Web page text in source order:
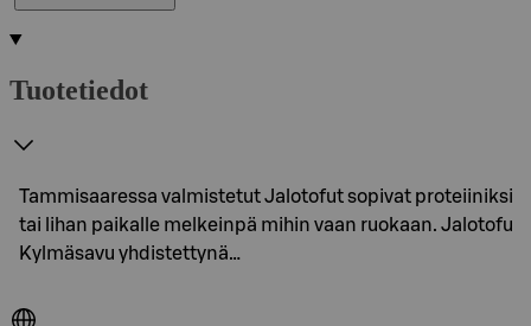
Tuotetiedot
Tammisaaressa valmistetut Jalotofut sopivat proteiiniksi
tai lihan paikalle melkeinpä mihin vaan ruokaan. Jalotofu
Kylmäsavu yhdistettynä…